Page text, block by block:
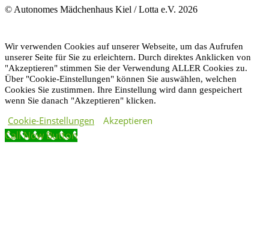
© Autonomes Mädchenhaus Kiel / Lotta e.V. 2026
Wir verwenden Cookies auf unserer Webseite, um das Aufrufen
unserer Seite für Sie zu erleichtern. Durch direktes Anklicken von
"Akzeptieren" stimmen Sie der Verwendung ALLER Cookies zu.
Über "Cookie-Einstellungen" können Sie auswählen, welchen
Cookies Sie zustimmen. Ihre Einstellung wird dann gespeichert
wenn Sie danach "Akzeptieren" klicken.
Cookie-Einstellungen Akzeptieren
Call Now Button